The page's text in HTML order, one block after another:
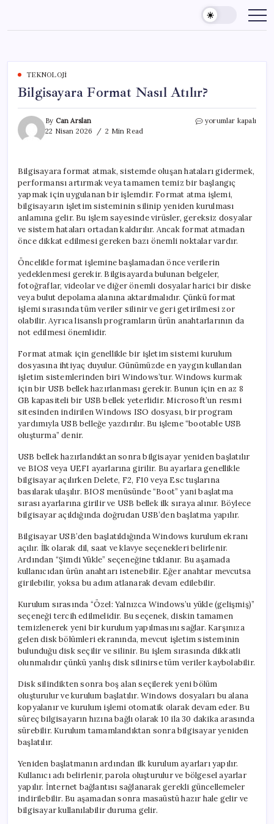
content
TEKNOLOJI
Bilgisayara Format Nasıl Atılır?
By Can Arslan
22 Nisan 2026
2 Min Read
Bilgisayara
yorumlar kapalı
Bilgisayara format atmak, sistemde oluşan hataları gidermek,
performansı artırmak veya tamamen temiz bir başlangıç
yapmak için uygulanan bir işlemdir. Format atma işlemi,
bilgisayarın işletim sisteminin silinip yeniden kurulması
anlamına gelir. Bu işlem sayesinde virüsler, gereksiz dosyalar
ve sistem hataları ortadan kaldırılır. Ancak format atmadan
önce dikkat edilmesi gereken bazı önemli noktalar vardır.
Öncelikle format işlemine başlamadan önce verilerin
yedeklenmesi gerekir. Bilgisayarda bulunan belgeler,
fotoğraflar, videolar ve diğer önemli dosyalar harici bir diske
veya bulut depolama alanına aktarılmalıdır. Çünkü format
işlemi sırasında tüm veriler silinir ve geri getirilmesi zor
olabilir. Ayrıca lisanslı programların ürün anahtarlarının da
not edilmesi önemlidir.
Format atmak için genellikle bir işletim sistemi kurulum
dosyasına ihtiyaç duyulur. Günümüzde en yaygın kullanılan
işletim sistemlerinden biri Windows’tur. Windows kurmak
için bir USB bellek hazırlanması gerekir. Bunun için en az 8
GB kapasiteli bir USB bellek yeterlidir. Microsoft’un resmi
sitesinden indirilen Windows ISO dosyası, bir program
yardımıyla USB belleğe yazdırılır. Bu işleme “bootable USB
oluşturma” denir.
USB bellek hazırlandıktan sonra bilgisayar yeniden başlatılır
ve BIOS veya UEFI ayarlarına girilir. Bu ayarlara genellikle
bilgisayar açılırken Delete, F2, F10 veya Esc tuşlarına
basılarak ulaşılır. BIOS menüsünde “Boot” yani başlatma
sırası ayarlarına girilir ve USB bellek ilk sıraya alınır. Böylece
bilgisayar açıldığında doğrudan USB’den başlatma yapılır.
Bilgisayar USB’den başlatıldığında Windows kurulum ekranı
açılır. İlk olarak dil, saat ve klavye seçenekleri belirlenir.
Ardından “Şimdi Yükle” seçeneğine tıklanır. Bu aşamada
kullanıcıdan ürün anahtarı istenebilir. Eğer anahtar mevcutsa
girilebilir, yoksa bu adım atlanarak devam edilebilir.
Kurulum sırasında “Özel: Yalnızca Windows’u yükle (gelişmiş)”
seçeneği tercih edilmelidir. Bu seçenek, diskin tamamen
temizlenerek yeni bir kurulum yapılmasını sağlar. Karşınıza
gelen disk bölümleri ekranında, mevcut işletim sisteminin
bulunduğu disk seçilir ve silinir. Bu işlem sırasında dikkatli
olunmalıdır çünkü yanlış disk silinirse tüm veriler kaybolabilir.
Disk silindikten sonra boş alan seçilerek yeni bölüm
oluşturulur ve kurulum başlatılır. Windows dosyaları bu alana
kopyalanır ve kurulum işlemi otomatik olarak devam eder. Bu
süreç bilgisayarın hızına bağlı olarak 10 ila 30 dakika arasında
sürebilir. Kurulum tamamlandıktan sonra bilgisayar yeniden
başlatılır.
Yeniden başlatmanın ardından ilk kurulum ayarları yapılır.
Kullanıcı adı belirlenir, parola oluşturulur ve bölgesel ayarlar
yapılır. İnternet bağlantısı sağlanarak gerekli güncellemeler
indirilebilir. Bu aşamadan sonra masaüstü hazır hale gelir ve
bilgisayar kullanılabilir duruma gelir.